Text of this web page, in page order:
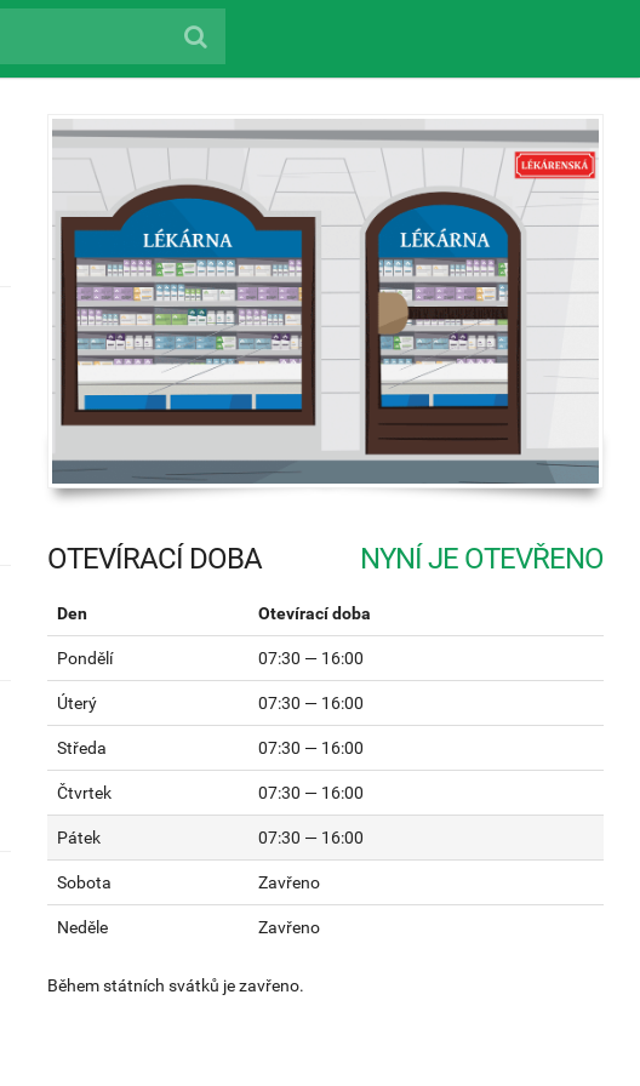
OTEVÍRACÍ DOBA
Den Otevírací doba
Pondělí 07:30 — 16:00
Úterý 07:30 — 16:00
Středa 07:30 — 16:00
Čtvrtek 07:30 — 16:00
Pátek 07:30 — 16:00
Sobota Zavřeno
Neděle Zavřeno
Během státních svátků je zavřeno.